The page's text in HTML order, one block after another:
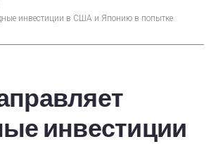
инвестиции в США и Японию в попытке
инвестиции